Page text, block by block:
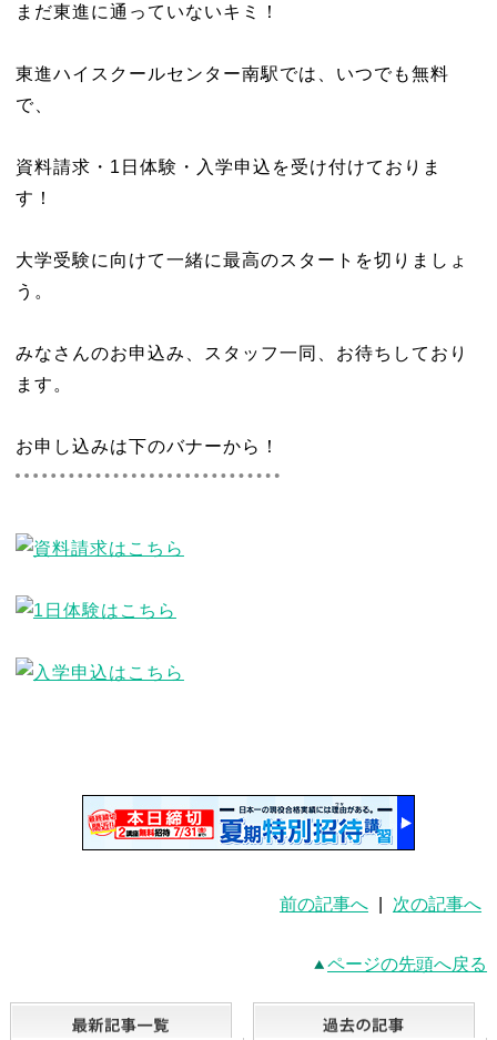
まだ東進に通っていないキミ！
東進ハイスクールセンター南駅では、いつでも無料
で、
資料請求・1日体験・入学申込を受け付けておりま
す！
大学受験に向けて一緒に最高のスタートを切りましょ
う。
みなさんのお申込み、スタッフ一同、お待ちしており
ます。
お申し込みは下のバナーから！
前の記事へ 次の記事へ
ページの先頭へ戻る
最新記事一覧